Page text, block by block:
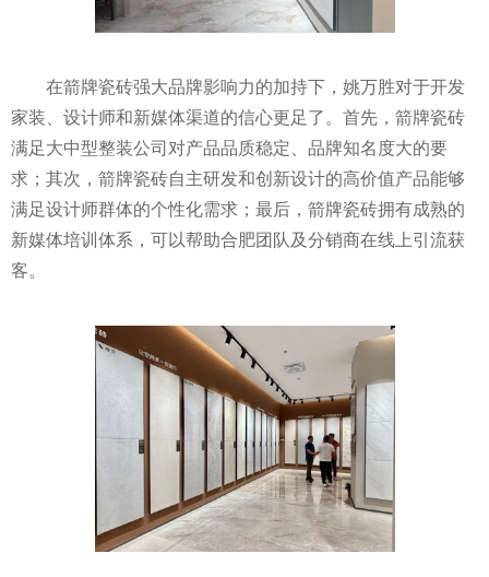
在箭牌瓷砖强大品牌影响力的加持下，姚万胜对于开发
家装、设计师和新媒体渠道的信心更足了。首先，箭牌瓷砖
满足大中型整装公司对产品品质稳定、品牌知名度大的要
求；其次，箭牌瓷砖自主研发和创新设计的高价值产品能够
满足设计师群体的个性化需求；最后，箭牌瓷砖拥有成熟的
新媒体培训体系，可以帮助合肥团队及分销商在线上引流获
客。